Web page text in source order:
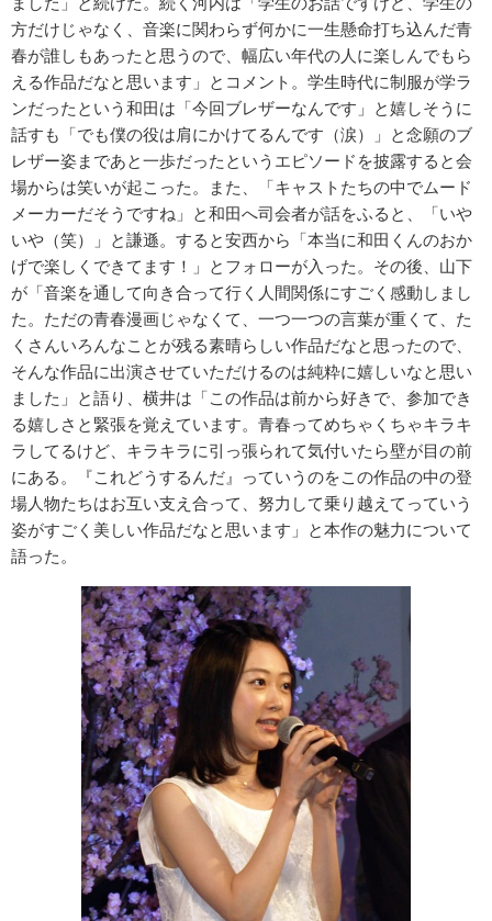
方だけじゃなく、音楽に関わらず何かに一生懸命打ち込んだ青
春が誰しもあったと思うので、幅広い年代の人に楽しんでもら
える作品だなと思います」とコメント。学生時代に制服が学ラ
ンだったという和田は「今回ブレザーなんです」と嬉しそうに
話すも「でも僕の役は肩にかけてるんです（涙）」と念願のブ
レザー姿まであと一歩だったというエピソードを披露すると会
場からは笑いが起こった。また、「キャストたちの中でムード
メーカーだそうですね」と和田へ司会者が話をふると、「いや
いや（笑）」と謙遜。すると安西から「本当に和田くんのおか
げで楽しくできてます！」とフォローが入った。その後、山下
が「音楽を通して向き合って行く人間関係にすごく感動しまし
た。ただの青春漫画じゃなくて、一つ一つの言葉が重くて、た
くさんいろんなことが残る素晴らしい作品だなと思ったので、
そんな作品に出演させていただけるのは純粋に嬉しいなと思い
ました」と語り、横井は「この作品は前から好きで、参加でき
る嬉しさと緊張を覚えています。青春ってめちゃくちゃキラキ
ラしてるけど、キラキラに引っ張られて気付いたら壁が目の前
にある。『これどうするんだ』っていうのをこの作品の中の登
場人物たちはお互い支え合って、努力して乗り越えてっていう
姿がすごく美しい作品だなと思います」と本作の魅力について
語った。